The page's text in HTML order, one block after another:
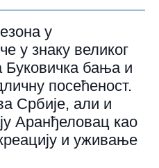
у
у знаку великог
Буковичка бања и
посећеност.
Србије, али и
Аранђеловац као
и уживање